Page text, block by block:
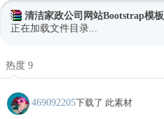
清洁家政公司网站Bootstrap模板
正在加载文件目录...
热度 9
469092205下载了 此素材